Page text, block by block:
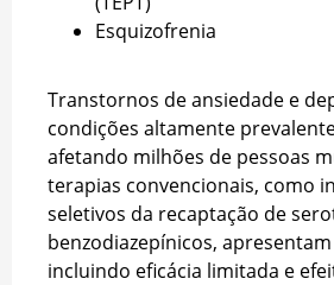
Esquizofrenia
Transtornos de ansiedade e
condições altamente
afetando milhões de pessoas
terapias convencionais, como
seletivos da recaptação de
benzodiazepínicos,
incluindo eficácia limitada e